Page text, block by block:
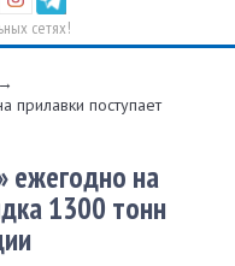
сетях!
→
прилавки поступает
ежегодно на
1300 тонн